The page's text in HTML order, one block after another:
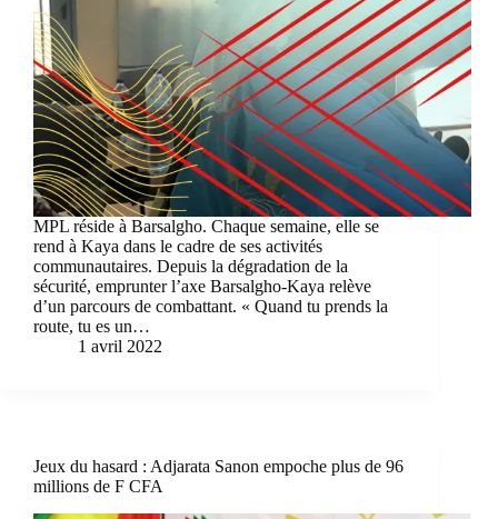
MPL réside à Barsalgho. Chaque semaine, elle se
rend à Kaya dans le cadre de ses activités
communautaires. Depuis la dégradation de la
sécurité, emprunter l’axe Barsalgho-Kaya relève
d’un parcours de combattant. « Quand tu prends la
route, tu es un…
1 avril 2022
Jeux du hasard : Adjarata Sanon empoche plus de 96
millions de F CFA